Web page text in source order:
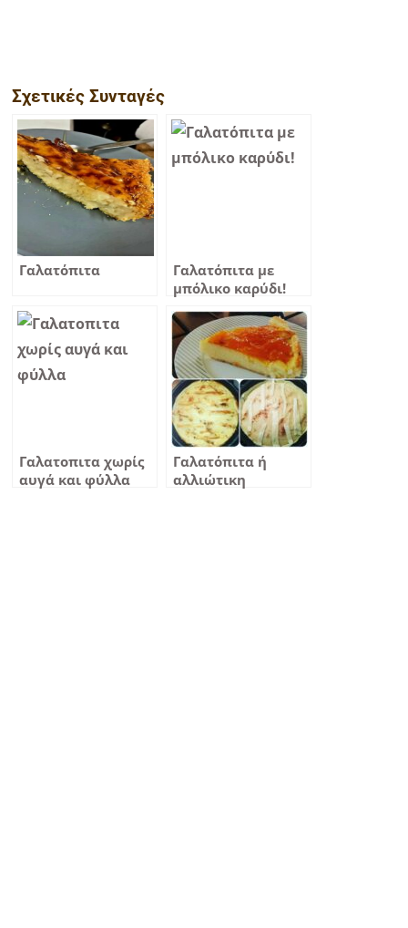
Σχετικές Συνταγές
Γαλατόπιτα
Γαλατόπιτα με
μπόλικο καρύδι!
Γαλατοπιτα χωρίς
αυγά και φύλλα
Γαλατόπιτα ή
αλλιώτικη